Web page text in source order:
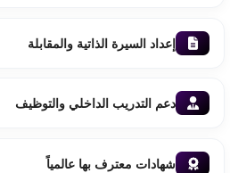
إعداد السيرة الذاتية والمقابلة
دعم التدريب الداخلي والتوظيف
شهادات معترف بها عالمياً